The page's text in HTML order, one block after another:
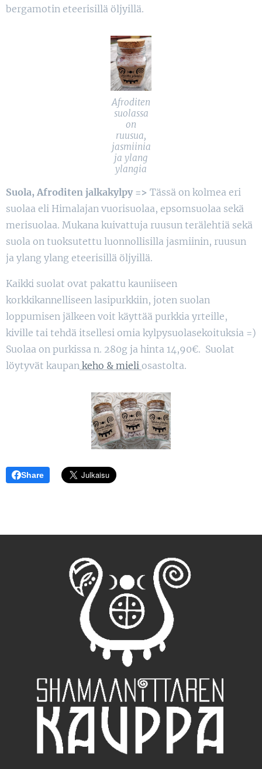
bergamotin eteerisillä öljyillä.
Afroditen
suolassa
on
ruusua,
jasmiinia
ja ylang
ylangia
Suola, Afroditen jalkakylpy => Tässä on kolmea eri
suolaa eli Himalajan vuorisuolaa, epsomsuolaa sekä
merisuolaa. Mukana kuivattuja ruusun terälehtiä sekä
suola on tuoksutettu luonnollisilla jasmiinin, ruusun
ja ylang ylang eteerisillä öljyillä.
Kaikki suolat ovat pakattu kauniiseen
korkkikannelliseen lasipurkkiin, joten suolan
loppumisen jälkeen voit käyttää purkkia yrteille,
kiville tai tehdä itsellesi omia kylpysuolasekoituksia =)
Suolaa on purkissa n. 280g ja hinta 14,90€. Suolat
löytyvät kaupan keho & mieli osastolta.
Share